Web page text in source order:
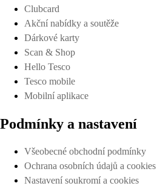
Clubcard
Akční nabídky a soutěže
Dárkové karty
Scan & Shop
Hello Tesco
Tesco mobile
Mobilní aplikace
Podmínky a nastavení
Všeobecné obchodní podmínky
Ochrana osobních údajů a cookies
Nastavení soukromí a cookies